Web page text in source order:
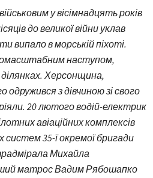
у вісімнадцять років
до великої війни уклав
випало в морській піхоті.
наступом,
Херсонщина,
одружився з дівчиною зі свого
20 лютого водій-електрик
авіаційних комплексів
35-ї окремої бригади
Михайла
матрос Вадим Рябошапко